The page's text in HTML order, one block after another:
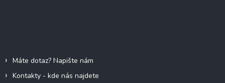
Máte dotaz? Napište nám
Kontakty - kde nás najdete